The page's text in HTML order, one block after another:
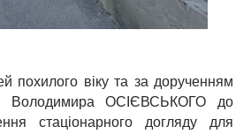
похилого віку та за дорученням
Володимира ОСІЄВСЬКОГО до
стаціонарного догляду для